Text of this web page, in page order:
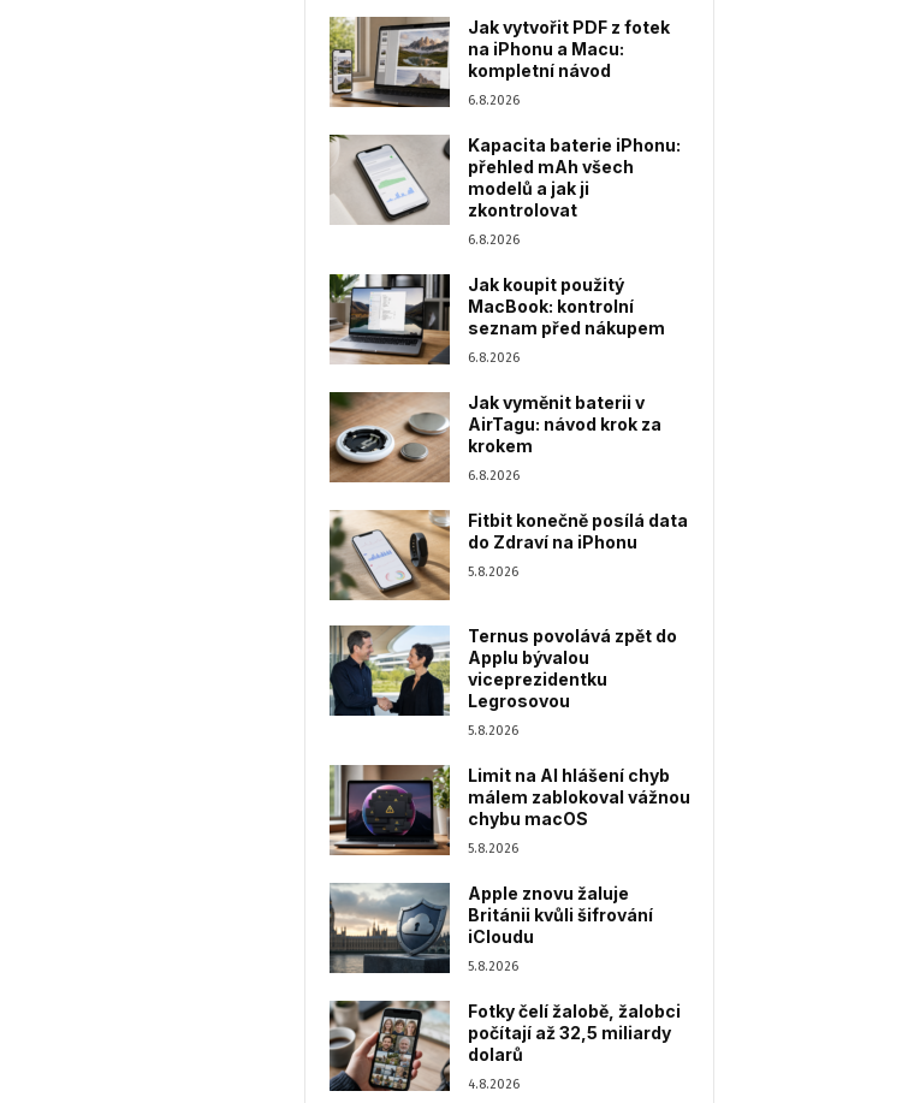
Jak vytvořit PDF z fotek
na iPhonu a Macu:
kompletní návod
6.8.2026
Kapacita baterie iPhonu:
přehled mAh všech
modelů a jak ji
zkontrolovat
6.8.2026
Jak koupit použitý
MacBook: kontrolní
seznam před nákupem
6.8.2026
Jak vyměnit baterii v
AirTagu: návod krok za
krokem
6.8.2026
Fitbit konečně posílá data
do Zdraví na iPhonu
5.8.2026
Ternus povolává zpět do
Applu bývalou
viceprezidentku
Legrosovou
5.8.2026
Limit na AI hlášení chyb
málem zablokoval vážnou
chybu macOS
5.8.2026
Apple znovu žaluje
Británii kvůli šifrování
iCloudu
5.8.2026
Fotky čelí žalobě, žalobci
počítají až 32,5 miliardy
dolarů
4.8.2026